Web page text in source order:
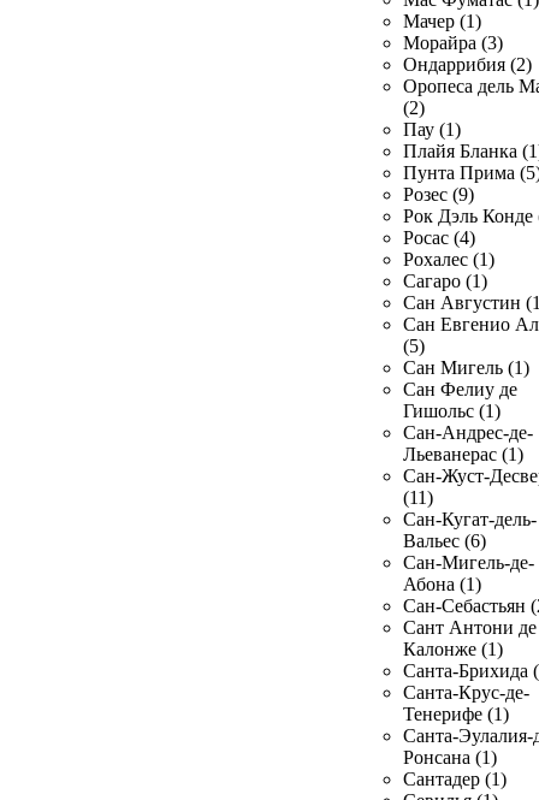
Мачер (1)
Морайра (3)
Ондаррибия (2)
Оропеса дель
(2)
Пау (1)
Плайя Бланка
Пунта Прима
Розес (9)
Рок Дэль Конде
Росас (4)
Рохалес (1)
Сагаро (1)
Сан Августин
Сан Евгенио
(5)
Сан Мигель (1)
Сан Фелиу де
Гишольс (1)
Сан-Андрес-де-
Льеванерас (1)
Сан-Жуст-
(11)
Сан-Кугат-дель-
Вальес (6)
Сан-Мигель-де-
Абона (1)
Сан-Себастьян
Сант Антони де
Калонже (1)
Санта-Брихида
Санта-Крус-де-
Тенерифе (1)
Санта-Эулалия-
Ронсана (1)
Сантадер (1)